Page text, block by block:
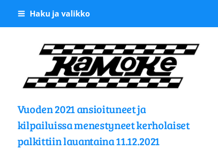
Siirry
Haku ja valikko
Kangasalan
Vuoden 2021 ansioituneet ja
kilpailuissa menestyneet kerholaiset
palkittiin lauantaina 11.12.2021